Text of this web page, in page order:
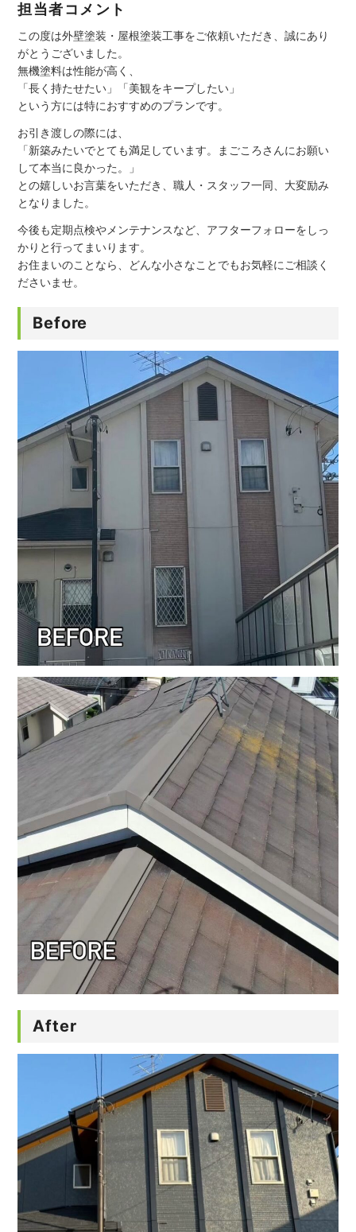
担当者コメント
この度は外壁塗装・屋根塗装工事をご依頼いただき、誠にあり
がとうございました。
無機塗料は性能が高く、
「長く持たせたい」「美観をキープしたい」
という方には特におすすめのプランです。
お引き渡しの際には、
「新築みたいでとても満足しています。まごころさんにお願い
して本当に良かった。」
との嬉しいお言葉をいただき、職人・スタッフ一同、大変励み
となりました。
今後も定期点検やメンテナンスなど、アフターフォローをしっ
かりと行ってまいります。
お住まいのことなら、どんな小さなことでもお気軽にご相談く
ださいませ。
Before
After